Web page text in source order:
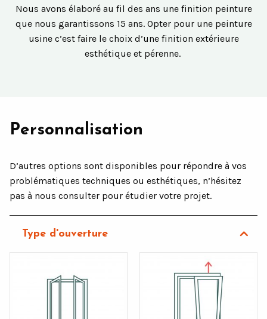
Nous avons élaboré au fil des ans une finition peinture
que nous garantissons 15 ans. Opter pour une peinture
usine c’est faire le choix d’une finition extérieure
esthétique et pérenne.
Personnalisation
D’autres options sont disponibles pour répondre à vos
problématiques techniques ou esthétiques, n’hésitez
pas à nous consulter pour étudier votre projet.
Type d'ouverture